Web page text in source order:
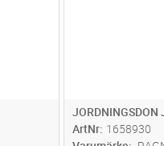
ArtNr 1658930